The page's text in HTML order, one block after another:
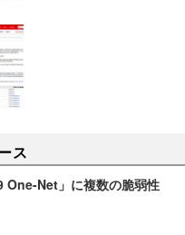
ス
One-Net」に複数の脆弱性